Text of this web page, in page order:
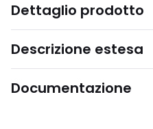
Dettaglio prodotto
Descrizione estesa
Documentazione